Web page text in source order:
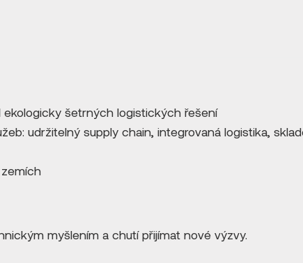
ekologicky šetrných logistických řešení
udržitelný supply chain, integrovaná logistika,
myšlením a chutí přijímat nové výzvy.